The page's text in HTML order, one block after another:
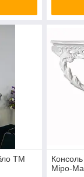
ТМ
Міро-